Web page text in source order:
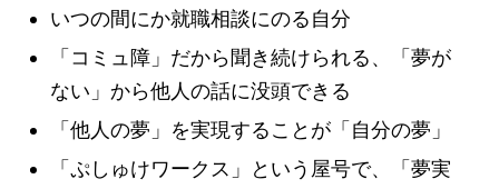
いつの間にか就職相談にのる自分
「コミュ障」だから聞き続けられる、「夢が
ない」から他人の話に没頭できる
「他人の夢」を実現することが「自分の夢」
「ぷしゅけワークス」という屋号で、「夢実